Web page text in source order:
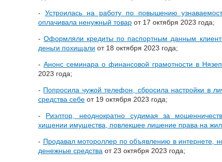
- Устроилась на работу по повышению
оплачивала ненужный товар от 17 октября 2023 года;
-Оформляли кредиты по паспортным данным
деньги похищали от 18 октября 2023 года;
- Анонс семинара о финансовой грамотности в
2023 года;
- Попросила чужой телефон, сбросила настройки в
средства себе от 19 октября 2023 года;
- Риэлтор, неоднократно судимая за
хищении имущества, повлекшее лишение права на
- Продавал мотороллер по объявлению в интернете,
денежные средства от 23 октября 2023 года;